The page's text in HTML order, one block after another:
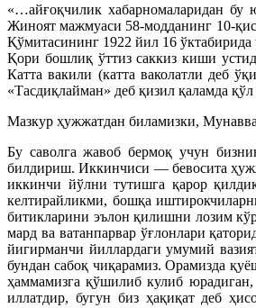
«…айғоқчилик хабарномаларидан бу
Жиноят мажмуаси 58-модданинг 10-
Қўмитасининг 1922 йил 16
Қори бошлиқ ўттиз саккиз киши
Катта вакили (катта ваколатли деб
«Тасдиқлайман» деб қизил қаламда қўл
Мазкур ҳужжатдан биламизки,
Бу саволга жавоб бермоқ учун
билдириш. Иккинчиси — бевосита
иккинчи йўлни тутишга қарор
келтирайликми, бошқа
битикларини эълон қилишни лозим
мард ва ватанпарвар ўғлонлари
йигирманчи йиллардаги умумий
бундан сабоқ чиқарамиз. Орамизда
ҳаммамизга қўшилиб кулиб
иллатдир, бугун биз ҳақиқат деб